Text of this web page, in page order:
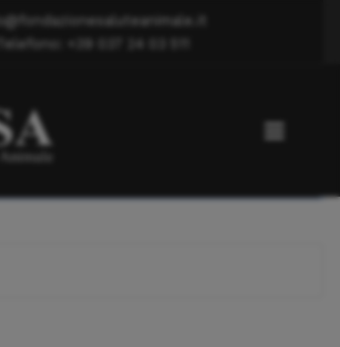
Telefono: +39 037 24 03 511